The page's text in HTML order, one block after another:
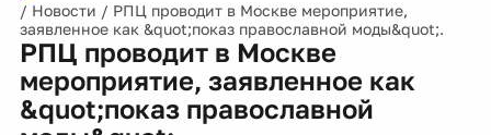
/ Новости / РПЦ проводит в Москве мероприятие,
заявленное как &quot;показ православной моды&quot;.
РПЦ проводит в Москве
мероприятие, заявленное как
&quot;показ православной